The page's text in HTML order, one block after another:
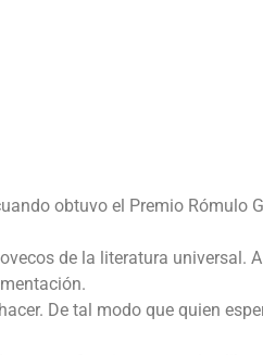
obtuvo el Premio Rómulo
de la literatura universal.
De tal modo que quien